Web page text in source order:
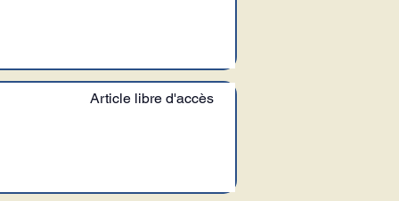
Article libre d'accès